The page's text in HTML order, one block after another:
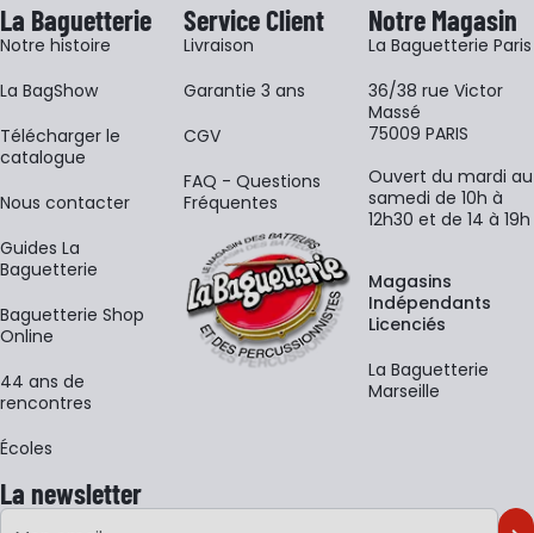
La Baguetterie
Notre histoire
La BagShow
​Télécharger le
catalogue
Nous contacter
Guides La
Baguetterie
Baguetterie Shop
Online
44 ans de
rencontres
Écoles
Service Client
Livraison
Garantie 3 ans
CGV
FAQ - Questions
Fréquentes
Notre Magasin
La Baguetterie Paris
36/38 rue Victor
Massé
75009 PARIS
Ouvert du mardi au
samedi de 10h à
12h30 et de 14 à 19h
Magasins
Indépendants
Licenciés
La Baguetterie
Marseille
La newsletter
Adresse e-mail